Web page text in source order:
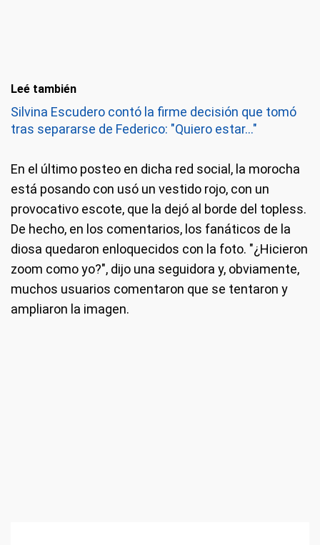
Leé también
Silvina Escudero contó la firme decisión que tomó
tras separarse de Federico: "Quiero estar..."
En el último posteo en dicha red social, la morocha
está posando con usó un vestido rojo, con un
provocativo escote, que la dejó al borde del topless.
De hecho, en los comentarios, los fanáticos de la
diosa quedaron enloquecidos con la foto. "¿Hicieron
zoom como yo?", dijo una seguidora y, obviamente,
muchos usuarios comentaron que se tentaron y
ampliaron la imagen.